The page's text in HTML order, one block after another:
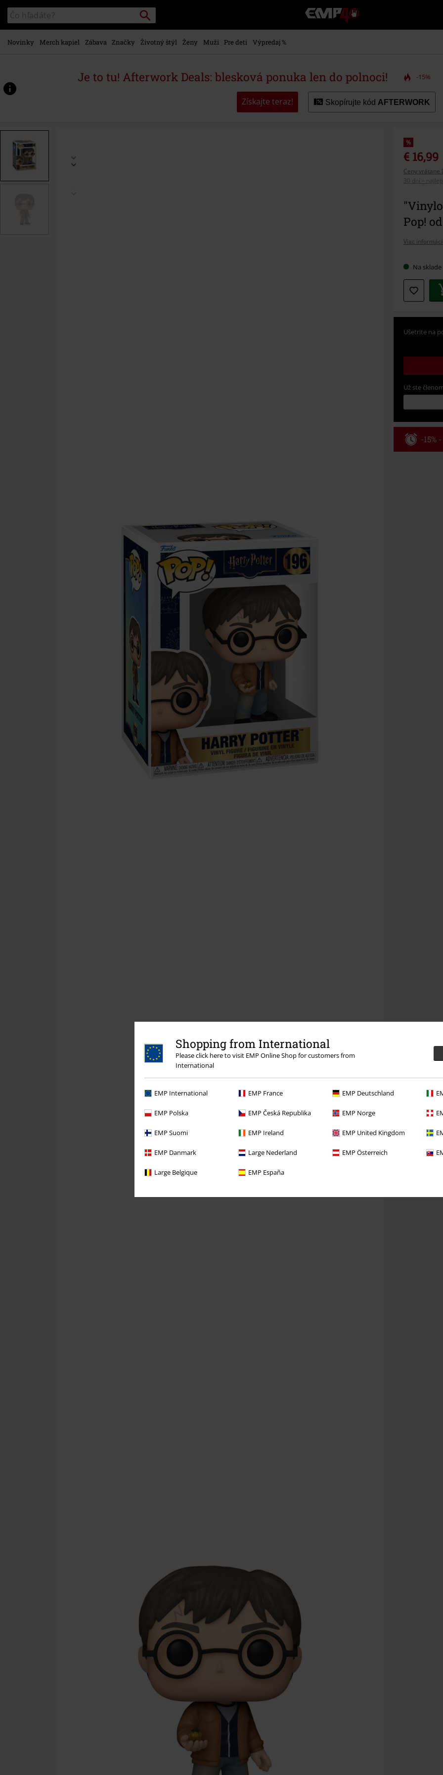
Shopping from International
Please click here to visit EMP Online Shop for customers from
International
EMP International EMP France EMP Deutschland
EMP Polska EMP Česká Republika EMP Norge
EMP Suomi EMP Ireland EMP United Kingdom
EMP Danmark Large Nederland EMP Österreich
Large Belgique EMP España
na
hlavný
obsah
Katalóg
vyhľadávania
Vyhľadávanie
EMP
-
Hudba,
Merch
hráčov,
Alternatívna
Novinky Merch kapiel Zábava Značky Životný štýl Ženy Muži Pre deti Výpredaj %
Je to tu! Afterwork Deals: blesková ponuka len do polnoci! -15%
Získajte teraz! Skopírujte kód AFTERWORK
www.emp-
p/vinylov%C3%A1-
588988St.html
%
€ 16,99
Ceny vrátane
30 dní –
Pop!
Viac
Na sklade
Ušetrite na
Už ste
-15%